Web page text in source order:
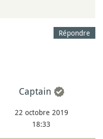
Répondre
Captain
22 octobre 2019
18:33